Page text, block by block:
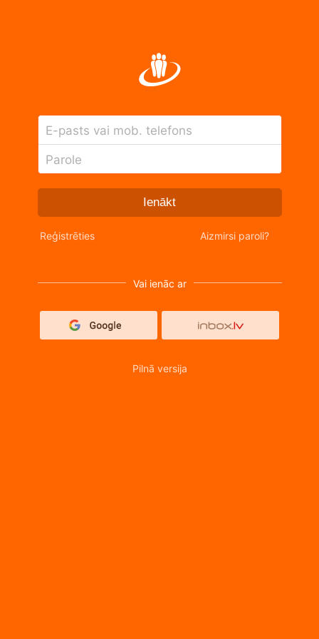
E-pasts vai mob. telefons
Parole
Ienākt
Reģistrēties Aizmirsi paroli?
Vai ienāc ar
Pilnā versija